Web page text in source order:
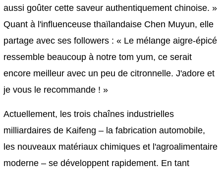
aussi goûter cette saveur authentiquement chinoise. »
Quant à l'influenceuse thaïlandaise Chen Muyun, elle
partage avec ses followers : « Le mélange aigre-épicé
ressemble beaucoup à notre tom yum, ce serait
encore meilleur avec un peu de citronnelle. J'adore et
je vous le recommande ! »
Actuellement, les trois chaînes industrielles
milliardaires de Kaifeng – la fabrication automobile,
les nouveaux matériaux chimiques et l'agroalimentaire
moderne – se développent rapidement. En tant